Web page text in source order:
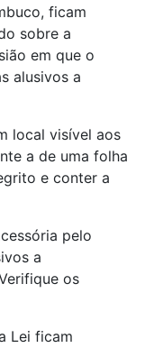
ficam
sobre a
em que o
alusivos a
local visível aos
a de uma folha
e conter a
pelo
a
os
Lei ficam